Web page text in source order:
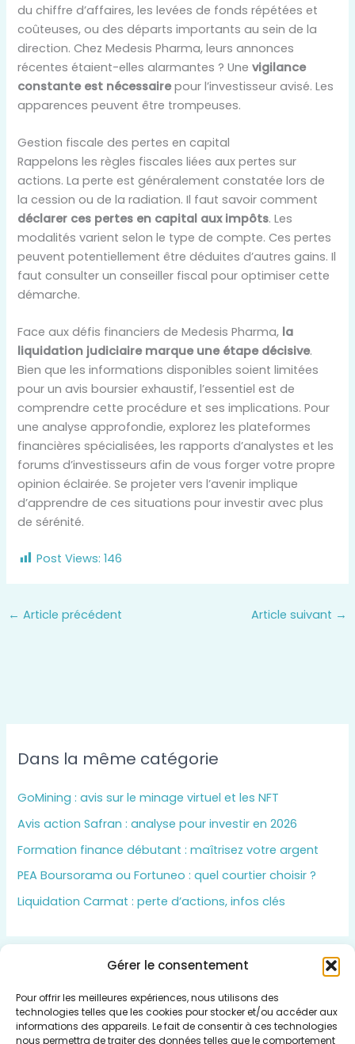
Gérer le consentement
Pour offrir les meilleures expériences, nous utilisons des
technologies telles que les cookies pour stocker et/ou accéder aux
informations des appareils. Le fait de consentir à ces technologies
nous permettra de traiter des données telles que le comportement
du chiffre d’affaires, les levées de fonds répétées et
coûteuses, ou des départs importants au sein de la
direction. Chez Medesis Pharma, leurs annonces
récentes étaient-elles alarmantes ? Unevigilance
constante est nécessairepour l’investisseur avisé. Les
apparences peuvent être trompeuses.
Gestion fiscale des pertes en capital
Rappelons les règles fiscales liées aux pertes sur
actions. La perte est généralement constatée lors de
la cession ou de la radiation. Il faut savoir comment
déclarer ces pertes en capital aux impôts. Les
modalités varient selon le type de compte. Ces pertes
peuvent potentiellement être déduites d’autres gains. Il
faut consulter un conseiller fiscal pour optimiser cette
démarche.
Face aux défis financiers de Medesis Pharma, la
liquidation judiciaire marque une étape décisive.
Bien que les informations disponibles soient limitées
pour un avis boursier exhaustif, l’essentiel est de
comprendre cette procédure et ses implications. Pour
une analyse approfondie, explorez les plateformes
financières spécialisées, les rapports d’analystes et les
forums d’investisseurs afin de vous forger votre propre
opinion éclairée. Se projeter vers l’avenir implique
d’apprendre de ces situations pour investir avec plus
de sérénité.
Post Views: 146
← Article précédent Article suivant →
Dans la même catégorie
GoMining : avis sur le minage virtuel et les NFT
Avis action Safran : analyse pour investir en 2026
Formation finance débutant : maîtrisez votre argent
PEA Boursorama ou Fortuneo : quel courtier choisir ?
Liquidation Carmat : perte d’actions, infos clés
Insert HTML text here.